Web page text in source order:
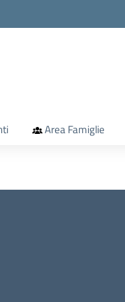
Area Famiglie